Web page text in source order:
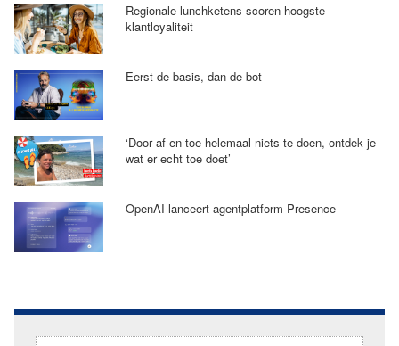
Regionale lunchketens scoren hoogste
klantloyaliteit
Eerst de basis, dan de bot
‘Door af en toe helemaal niets te doen, ontdek je
wat er echt toe doet’
OpenAI lanceert agentplatform Presence